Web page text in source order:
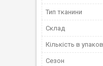
Тип тканини
Склад
Кількість в
Сезон